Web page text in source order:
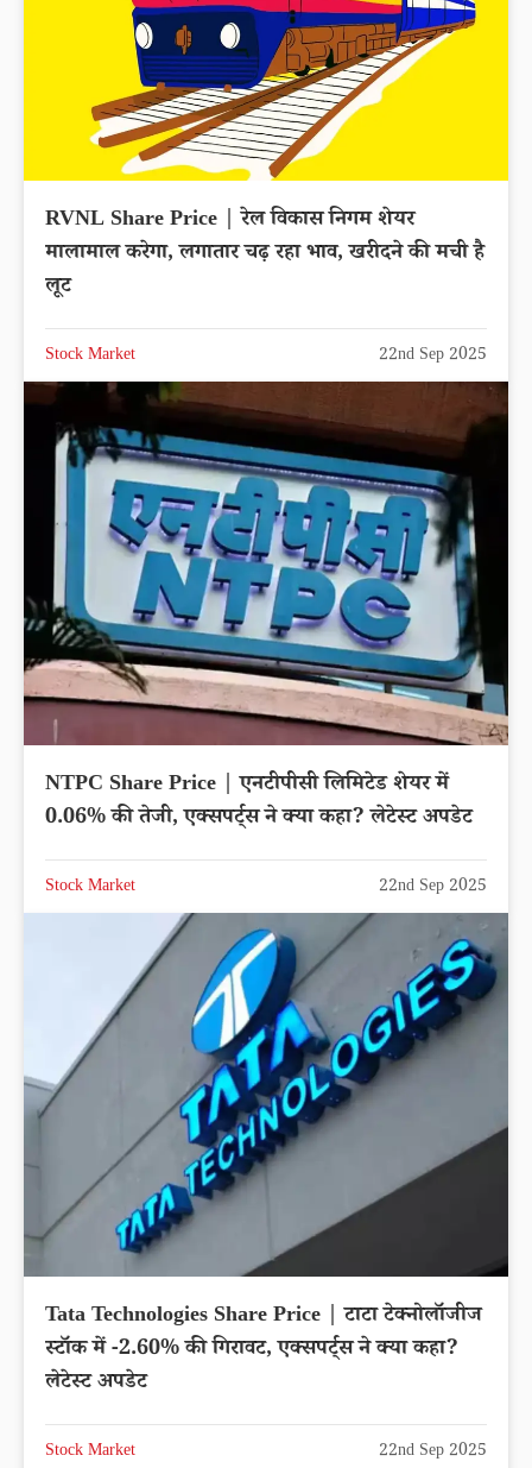
RVNL Share Price | रेल विकास निगम शेयर
मालामाल करेगा, लगातार चढ़ रहा भाव, खरीदने की मची है
लूट
Stock Market 22nd Sep 2025
NTPC Share Price | एनटीपीसी लिमिटेड शेयर में
0.06% की तेजी, एक्सपर्ट्स ने क्या कहा? लेटेस्ट अपडेट
Stock Market 22nd Sep 2025
Tata Technologies Share Price | टाटा टेक्नोलॉजीज
स्टॉक में -2.60% की गिरावट, एक्सपर्ट्स ने क्या कहा?
लेटेस्ट अपडेट
Stock Market 22nd Sep 2025